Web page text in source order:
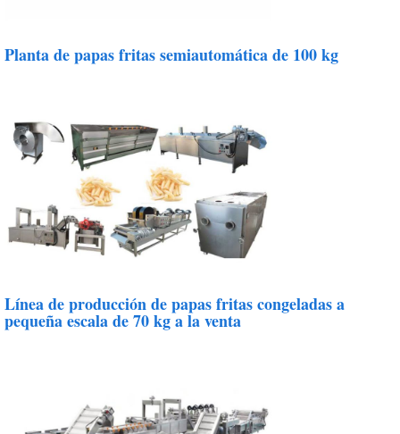
Planta de papas fritas semiautomática de 100 kg
Línea de producción de papas fritas congeladas a
pequeña escala de 70 kg a la venta